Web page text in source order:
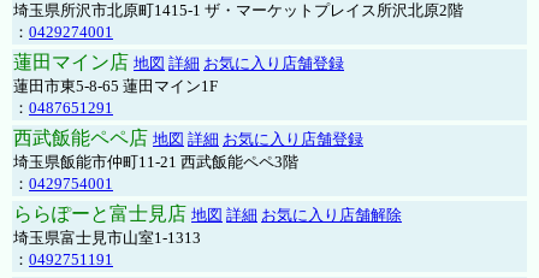
埼玉県所沢市北原町1415-1 ザ・マーケットプレイス所沢北原2階
： 0429274001
蓮田マイン店 地図 詳細 お気に入り店舗登録
蓮田市東5-8-65 蓮田マイン1F
： 0487651291
西武飯能ペペ店 地図 詳細 お気に入り店舗登録
埼玉県飯能市仲町11-21 西武飯能ペペ3階
： 0429754001
ららぽーと富士見店 地図 詳細 お気に入り店舗解除
埼玉県富士見市山室1-1313
： 0492751191